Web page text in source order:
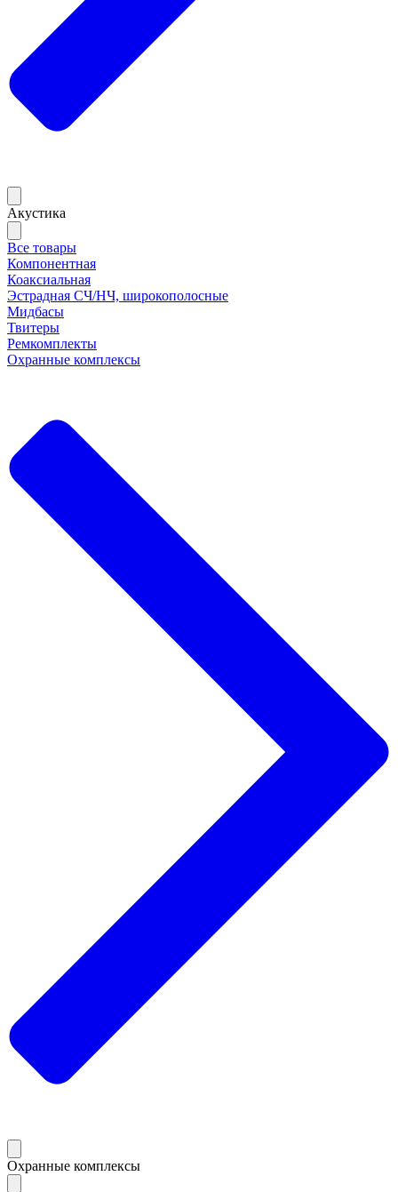
Акустика
Все товары
Компонентная
Коаксиальная
Эстрадная СЧ/НЧ, широкополосные
Мидбасы
Твитеры
Ремкомплекты
Охранные комплексы
Охранные комплексы